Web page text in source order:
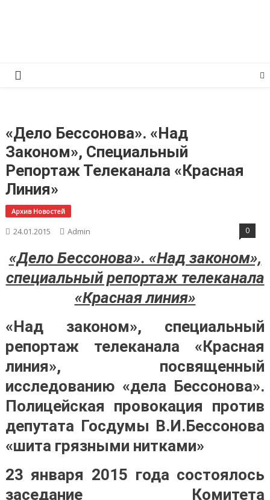
«Дело Бессонова». «Над
Законом», Специальный
Репортаж Телеканала «Красная
Линия»
Архив Новостей
24.01.2015 Admin 0
«Дело Бессонова». «Над законом»,
специальный репортаж телеканала
«Красная линия»
«Над законом», специальный
репортаж телеканала «Красная
линия», посвященный
исследованию «дела Бессонова».
Полицейская провокация против
депутата Госдумы В.И.Бессонова
«шита грязными нитками»
23 января 2015 года состоялось
заседание Комитета